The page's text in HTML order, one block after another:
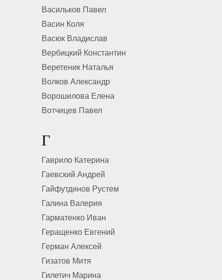
Васильков Павел
Васин Коля
Васюк Владислав
Вербицкий Константин
Веретеник Наталья
Волков Александр
Ворошилова Елена
Вотчицев Павел
Г
Гаврило Катерина
Гаевский Андрей
Гайфутдинов Рустем
Галина Валерия
Гарматенко Иван
Геращенко Евгений
Герман Алексей
Гизатов Митя
Гилетич Марина